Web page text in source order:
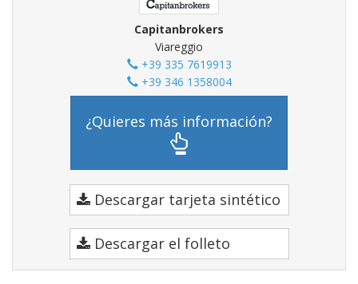
Capitanbrokers
Viareggio
+39 335 7619913
+39 346 1358004
¿Quieres más información?
Descargar tarjeta sintético
Descargar el folleto